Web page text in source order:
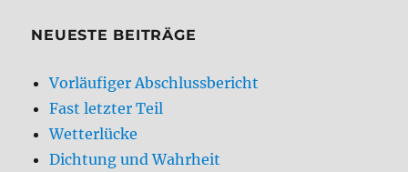
NEUESTE BEITRÄGE
Vorläufiger Abschlussbericht
Fast letzter Teil
Wetterlücke
Dichtung und Wahrheit